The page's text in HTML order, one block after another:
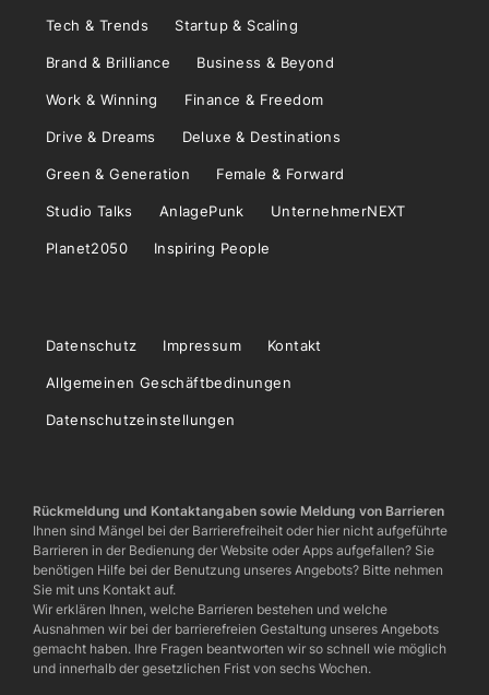
Tech & Trends Startup & Scaling
Brand & Brilliance Business & Beyond
Work & Winning Finance & Freedom
Drive & Dreams Deluxe & Destinations
Green & Generation Female & Forward
Studio Talks AnlagePunk UnternehmerNEXT
Planet2050 Inspiring People
Datenschutz Impressum Kontakt
Allgemeinen Geschäftbedinungen
Datenschutzeinstellungen
Rückmeldung und Kontaktangaben sowie Meldung von Barrieren
Ihnen sind Mängel bei der Barrierefreiheit oder hier nicht aufgeführte
Barrieren in der Bedienung der Website oder Apps aufgefallen? Sie
benötigen Hilfe bei der Benutzung unseres Angebots? Bitte nehmen
Sie mit uns Kontakt auf.
Wir erklären Ihnen, welche Barrieren bestehen und welche
Ausnahmen wir bei der barrierefreien Gestaltung unseres Angebots
gemacht haben. Ihre Fragen beantworten wir so schnell wie möglich
und innerhalb der gesetzlichen Frist von sechs Wochen.